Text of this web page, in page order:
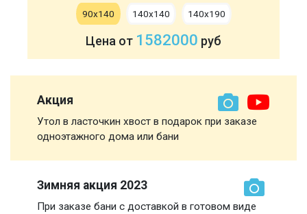
90х140 140х140 140х190
Цена от 1582000 руб
Акция
Утол в ласточкин хвост в подарок при заказе
одноэтажного дома или бани
Зимняя акция 2023
При заказе бани с доставкой в готовом виде